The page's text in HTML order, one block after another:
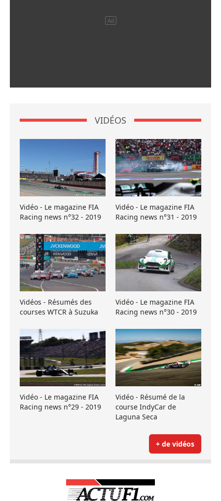
VIDÉOS
Vidéo - Le magazine FIA
Racing news n°32 - 2019
Vidéo - Le magazine FIA
Racing news n°31 - 2019
Vidéos - Résumés des
courses WTCR à Suzuka
Vidéo - Le magazine FIA
Racing news n°30 - 2019
Vidéo - Le magazine FIA
Racing news n°29 - 2019
Vidéo - Résumé de la
course IndyCar de
Laguna Seca
+ de vidéos